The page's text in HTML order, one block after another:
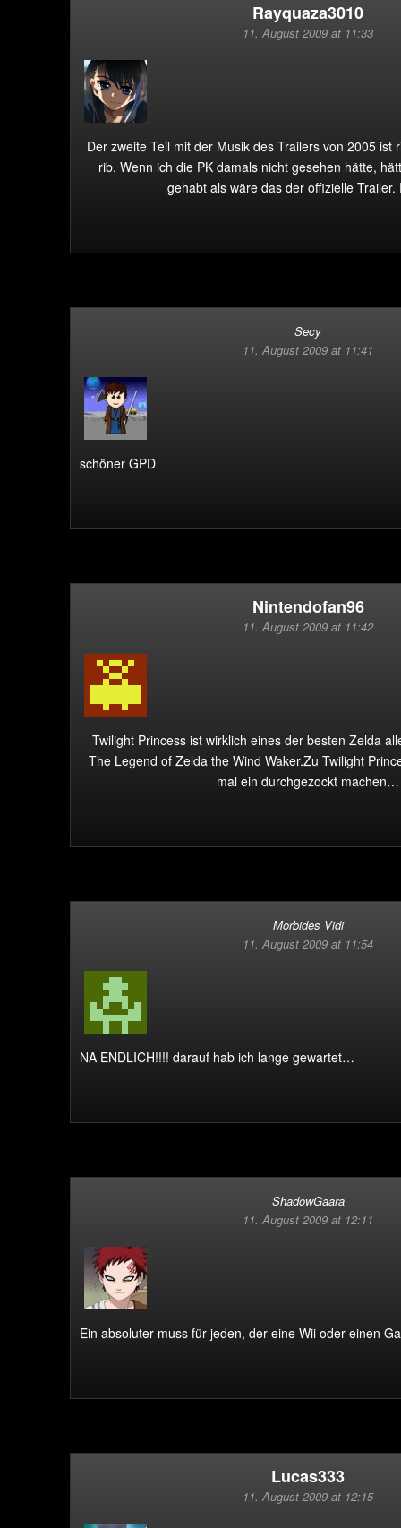
Rayquaza3010
11. August 2009 at 11:33
Der zweite Teil mit der Musik des Trailers von 2005 ist
rib. Wenn ich die PK damals nicht gesehen hätte,
gehabt als wäre das der offizielle Trailer.
Secy
11. August 2009 at 11:41
schöner GPD
Nintendofan96
11. August 2009 at 11:42
Twilight Princess ist wirklich eines der besten Zelda
The Legend of Zelda the Wind Waker.Zu Twilight
mal ein durchgezockt machen…
Morbides Vidi
11. August 2009 at 11:54
NA ENDLICH!!!! darauf hab ich lange gewartet…
ShadowGaara
11. August 2009 at 12:11
Ein absoluter muss für jeden, der eine Wii oder einen
Lucas333
11. August 2009 at 12:15